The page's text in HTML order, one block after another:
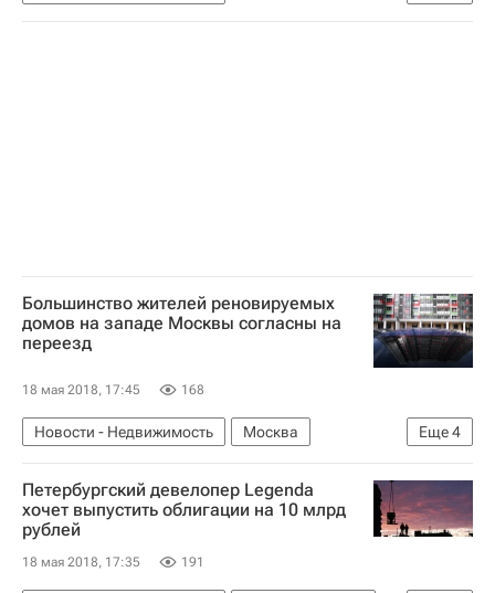
"Дело реставраторов"
Москва
Большинство жителей реновируемых
домов на западе Москвы согласны на
переезд
18 мая 2018, 17:45 168
Еще4
Новости - Недвижимость
Москва
Департамент городского имущества г. Москвы
Программа реновации в Москве
Жилье
Россия
Петербургский девелопер Legenda
хочет выпустить облигации на 10 млрд
рублей
18 мая 2018, 17:35 191